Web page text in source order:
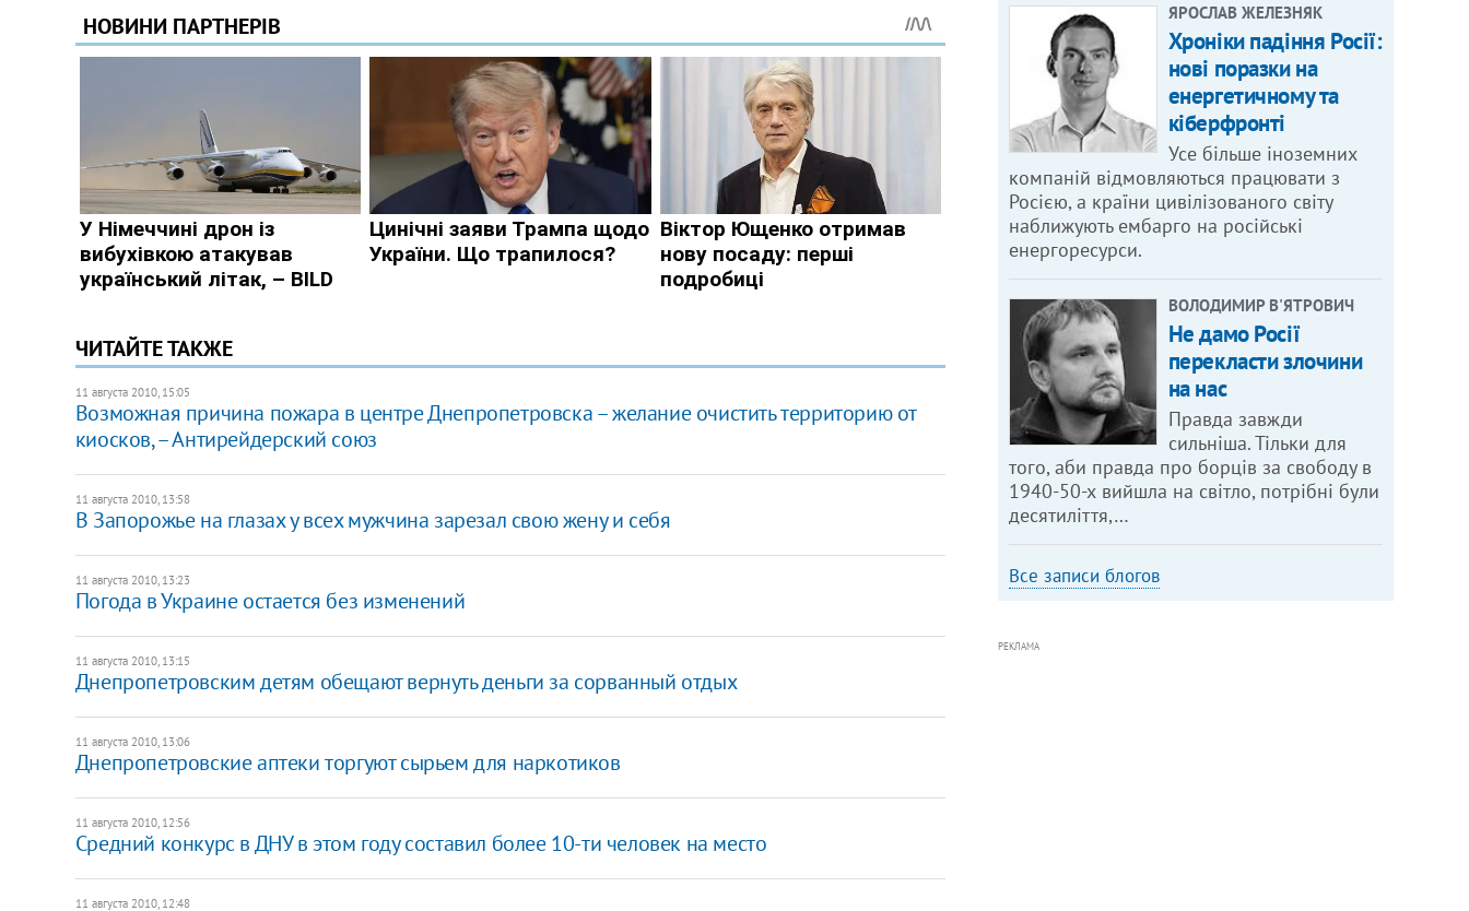
ЧИТАЙТЕ ТАКЖЕ
11 августа 2010, 15:05
Возможная причина пожара в центре Днепропетровска – желание очистить территорию от
киосков, – Антирейдерский союз
11 августа 2010, 13:58
В Запорожье на глазах у всех мужчина зарезал свою жену и себя
11 августа 2010, 13:23
Погода в Украине остается без изменений
11 августа 2010, 13:15
Днепропетровским детям обещают вернуть деньги за сорванный отдых
11 августа 2010, 13:06
Днепропетровские аптеки торгуют сырьем для наркотиков
11 августа 2010, 12:56
Средний конкурс в ДНУ в этом году составил более 10-ти человек на место
11 августа 2010, 12:48
ЯРОСЛАВ ЖЕЛЕЗНЯК
Хроніки падіння Росії:
нові поразки на
енергетичному та
кіберфронті
Усе більше іноземних
компаній відмовляються працювати з
Росією, а країни цивілізованого світу
наближують ембарго на російські
енергоресурси.
ВОЛОДИМИР В'ЯТРОВИЧ
Не дамо Росії
перекласти злочини
на нас
Правда завжди
сильніша. Тільки для
того, аби правда про борців за свободу в
1940-50-х вийшла на світло, потрібні були
десятиліття,…
Все записи блогов
РЕКЛАМА